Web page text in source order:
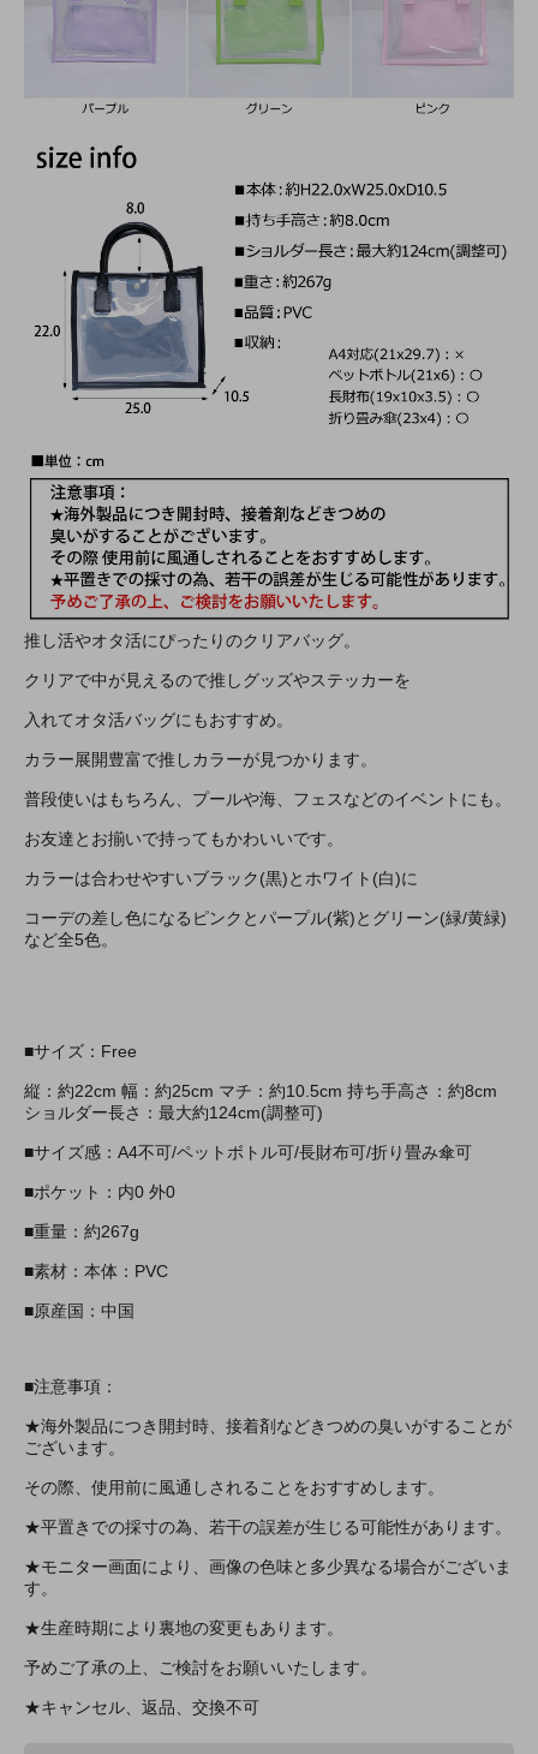
推し活やオタ活にぴったりのクリアバッグ。
クリアで中が見えるので推しグッズやステッカーを
入れてオタ活バッグにもおすすめ。
カラー展開豊富で推しカラーが見つかります。
普段使いはもちろん、プールや海、フェスなどのイベントにも。
お友達とお揃いで持ってもかわいいです。
カラーは合わせやすいブラック(黒)とホワイト(白)に
コーデの差し色になるピンクとパープル(紫)とグリーン(緑/黄緑)
など全5色。
■サイズ：Free
縦：約22cm 幅：約25cm マチ：約10.5cm 持ち手高さ：約8cm
ショルダー長さ：最大約124cm(調整可)
■サイズ感：A4不可/ペットボトル可/長財布可/折り畳み傘可
■ポケット：内0 外0
■重量：約267g
■素材：本体：PVC
■原産国：中国
■注意事項：
★海外製品につき開封時、接着剤などきつめの臭いがすることが
ございます。
その際、使用前に風通しされることをおすすめします。
★平置きでの採寸の為、若干の誤差が生じる可能性があります。
★モニター画面により、画像の色味と多少異なる場合がございま
す。
★生産時期により裏地の変更もあります。
予めご了承の上、ご検討をお願いいたします。
★キャンセル、返品、交換不可